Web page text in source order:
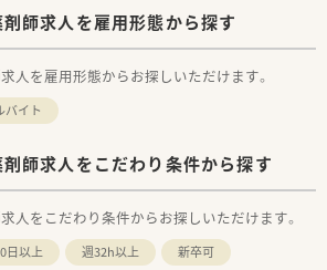
異なる患者さまのニーズやスタッフの思いを実
も行っています。
ひとりの薬剤師像に近しい多彩なキャリアステ
ております。
されてみませんか？
師求人を雇用形態から探す
人を雇用形態からお探しいただけます。
バイト
師求人をこだわり条件から探す
人をこだわり条件からお探しいただけます。
日以上 週32h以上
新卒可